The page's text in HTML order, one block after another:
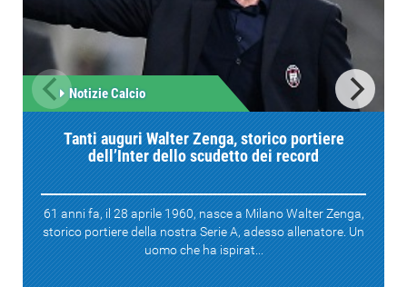
Notizie Calcio
Tanti auguri Walter Zenga, storico portiere
dell’Inter dello scudetto dei record
61 anni fa, il 28 aprile 1960, nasce a Milano Walter Zenga,
storico portiere della nostra Serie A, adesso allenatore. Un
uomo che ha ispirat...